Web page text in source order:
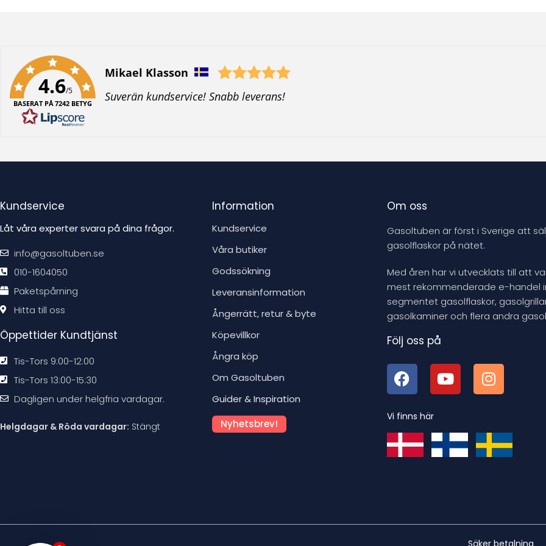
4.6/5
BASERAT PÅ 7242 BETYG
Författare:
Mikael Klasson
T
Suverän kundservice! Snabb leverans!
Kundservice
Låt våra experter svara på dina frågor.
info@gasoltuben.se
010-1604050
Paketspårning
Hitta till oss
Öppettider Kundtjänst
Tis-Tors 9:00-12:00
Tis-Tors 13:00-15:30
Dagligen under helgfria vardagar.
Helgdagar & Röda vardagar: Stängt
Information
Kundservice
Våra butiker
Godssökning
Leveransinformation
Ångerrätt, retur & byte
Köpevillkor
Ångra köp
Om Gasoltuben
Guider & Inspiration
Nyhetsbrev!
Om oss
Gasoltuben är först i Sverige att
gasolflaskor på nätet.
Med åren har vi utvecklats till att
mest rekommenderade e-handel
segmentet gasolflaskor,
gasolkaminer och flera andra
Följ oss på
Vi finns här
Säker betalning